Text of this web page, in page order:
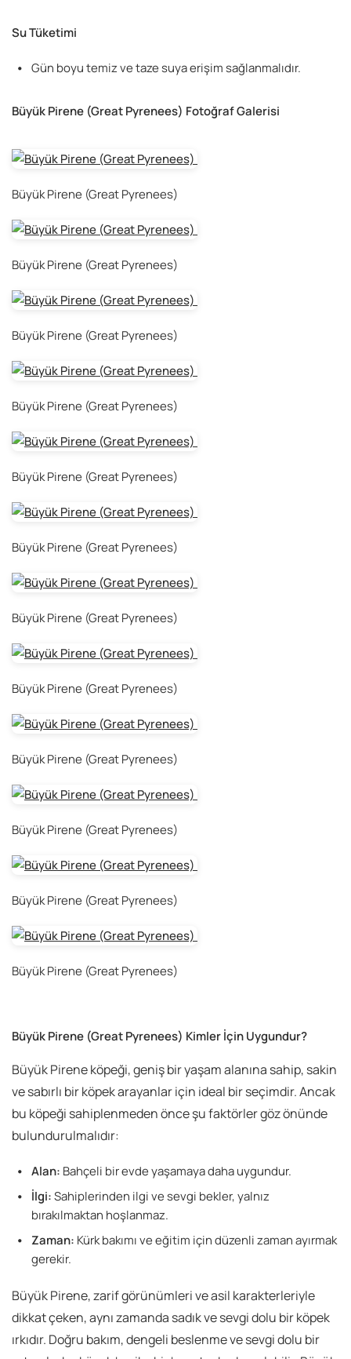
Su Tüketimi
Gün boyu temiz ve taze suya erişim sağlanmalıdır.
Büyük Pirene (Great Pyrenees) Fotoğraf Galerisi
Büyük Pirene (Great Pyrenees)
Büyük Pirene (Great Pyrenees)
Büyük Pirene (Great Pyrenees)
Büyük Pirene (Great Pyrenees)
Büyük Pirene (Great Pyrenees)
Büyük Pirene (Great Pyrenees)
Büyük Pirene (Great Pyrenees)
Büyük Pirene (Great Pyrenees)
Büyük Pirene (Great Pyrenees)
Büyük Pirene (Great Pyrenees)
Büyük Pirene (Great Pyrenees)
Büyük Pirene (Great Pyrenees)
Büyük Pirene (Great Pyrenees) Kimler İçin Uygundur?
Büyük Pirene köpeği, geniş bir yaşam alanına sahip, sakin
ve sabırlı bir köpek arayanlar için ideal bir seçimdir. Ancak
bu köpeği sahiplenmeden önce şu faktörler göz önünde
bulundurulmalıdır:
Alan: Bahçeli bir evde yaşamaya daha uygundur.
İlgi:Sahiplerinden ilgi ve sevgi bekler, yalnız
bırakılmaktan hoşlanmaz.
Zaman: Kürk bakımı ve eğitim için düzenli zaman ayırmak
gerekir.
Büyük Pirene, zarif görünümleri ve asil karakterleriyle
dikkat çeken, aynı zamanda sadık ve sevgi dolu bir köpek
ırkıdır. Doğru bakım, dengeli beslenme ve sevgi dolu bir